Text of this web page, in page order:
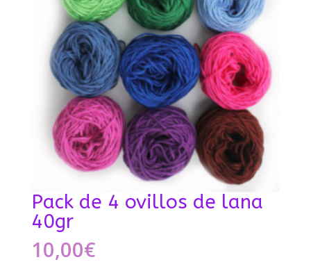
Pack de 4 ovillos de lana
40gr
10,00€